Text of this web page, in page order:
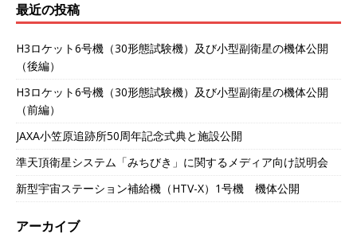
最近の投稿
H3ロケット6号機（30形態試験機）及び小型副衛星の機体公開
（後編）
H3ロケット6号機（30形態試験機）及び小型副衛星の機体公開
（前編）
JAXA小笠原追跡所50周年記念式典と施設公開
準天頂衛星システム「みちびき」に関するメディア向け説明会
新型宇宙ステーション補給機（HTV-X）1号機 機体公開
アーカイブ